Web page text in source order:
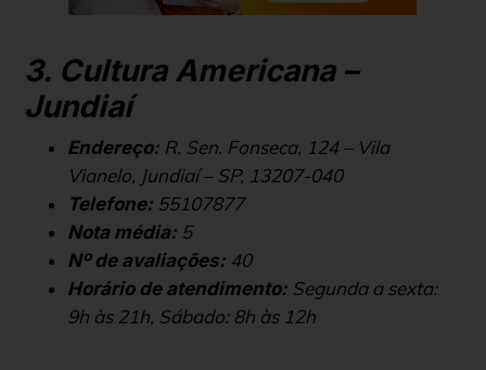
3. Cultura Americana –
Jundiaí
Endereço: R. Sen. Fonseca, 124 – Vila
Vianelo, Jundiaí – SP, 13207-040
Telefone: 55107877
Nota média: 5
Nº de avaliações: 40
Horário de atendimento: Segunda a sexta:
9h às 21h, Sábado: 8h às 12h